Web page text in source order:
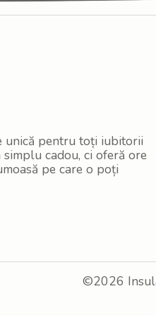
unică pentru toți iubitorii
cadou, ci oferă ore
pe care o poți
©2026